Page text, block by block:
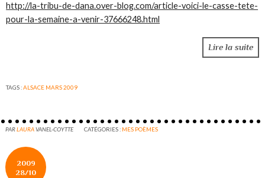
http://la-tribu-de-dana.over-blog.com/article-voici-le-casse-tete-
pour-la-semaine-a-venir-37666248.html
Lire la suite
TAGS :ALSACE MARS 2009
PARLAURAVANEL-COYTTE CATÉGORIES : MES POÈMES
2009
28/10